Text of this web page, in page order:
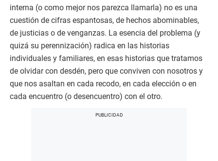
interna (o como mejor nos parezca llamarla) no es una
cuestión de cifras espantosas, de hechos abominables,
de justicias o de venganzas. La esencia del problema (y
quizá su perennización) radica en las historias
individuales y familiares, en esas historias que tratamos
de olvidar con desdén, pero que conviven con nosotros y
que nos asaltan en cada recodo, en cada elección o en
cada encuentro (o desencuentro) con el otro.